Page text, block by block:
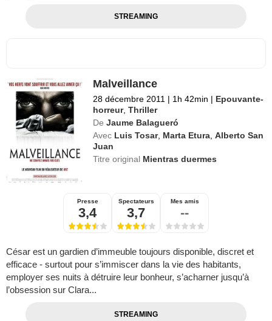
STREAMING
Malveillance
28 décembre 2011 | 1h 42min | Epouvante-
horreur,Thriller
De Jaume Balagueró
Avec Luis Tosar, Marta Etura ,Alberto San
Juan
Titre original Mientras duermes
Presse
3,4
Spectateurs
3,7
Mes amis
--
César est un gardien d’immeuble toujours disponible, discret et
efficace - surtout pour s’immiscer dans la vie des habitants,
employer ses nuits à détruire leur bonheur, s’acharner jusqu’à
l’obsession sur Clara...
STREAMING